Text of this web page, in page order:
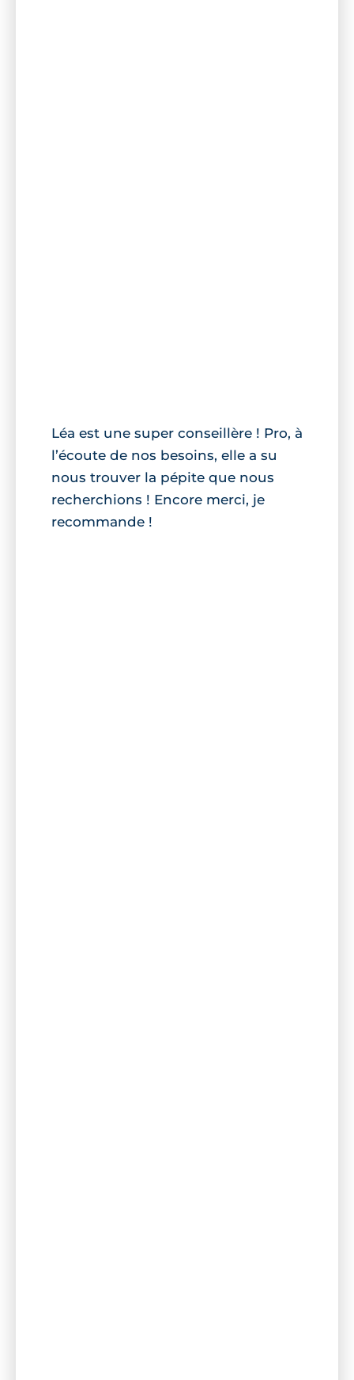
Léa est une super conseillère ! Pro, à
l’écoute de nos besoins, elle a su
nous trouver la pépite que nous
recherchions ! Encore merci, je
recommande !